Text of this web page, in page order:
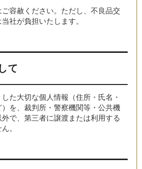
容赦ください。ただし、不良品交
社が負担いたします。
て
た大切な個人情報（住所・氏名・
）を、裁判所・警察機関等・公共機
で、第三者に譲渡または利用する
。